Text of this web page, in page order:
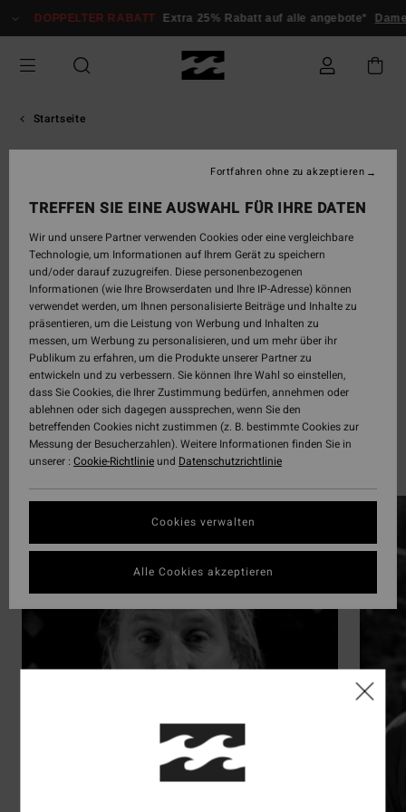
Inhalt
DOPPELTER RABATT Extra 25% Rabatt auf alle angebote*
Startseite
Riders Im Billabong Herren-
Team
Unsere männlichen Athleten
Team Billabong: Elite-Athleten aus dem
Boardsport, vereint durch ihren Einsatz auf jedem
Terrain. Folge unseren männlichen Athleten,
erlebe ihre besten Sessions noch einmal und
entdecke die technische Ausrüstung, die sie unter
anspruchsvollsten Bedingungen unterstützt.
Surf
TREFFEN SIE EINE AUSWAHL FÜR IHRE DATEN
Wir und unsere Partner verwenden Cookies oder eine vergleichbare
Technologie, um Informationen auf Ihrem Gerät zu speichern
und/oder darauf zuzugreifen. Diese personenbezogenen
Informationen (wie Ihre Browserdaten und Ihre IP-Adresse) können
verwendet werden, um Ihnen personalisierte Beiträge und Inhalte zu
präsentieren, um die Leistung von Werbung und Inhalten zu
messen, um Werbung zu personalisieren, und um mehr über ihr
Publikum zu erfahren, um die Produkte unserer Partner zu
entwickeln und zu verbessern. Sie können Ihre Wahl so einstellen,
dass Sie Cookies, die Ihrer Zustimmung bedürfen, annehmen oder
ablehnen oder sich dagegen aussprechen, wenn Sie den
betreffenden Cookies nicht zustimmen (z. B. bestimmte Cookies zur
Messung der Besucherzahlen). Weitere Informationen finden Sie in
unserer : Cookie-Richtlinieund Datenschutzrichtlinie
Cookies verwalten
Fortfahren ohne zu akzeptieren
Alle Cookies akzeptieren